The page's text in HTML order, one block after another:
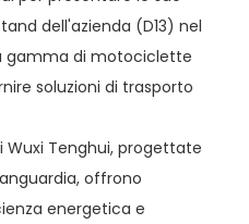
dell'azienda (D13) nel
gamma di motociclette
soluzioni di trasporto
Tenghui, progettate
offrono
energetica e